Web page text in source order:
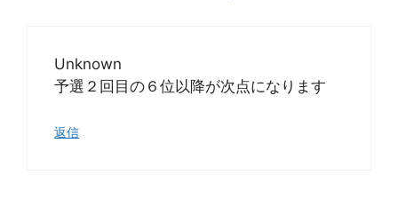
Unknown
予選２回目の６位以降が次点になります
返信